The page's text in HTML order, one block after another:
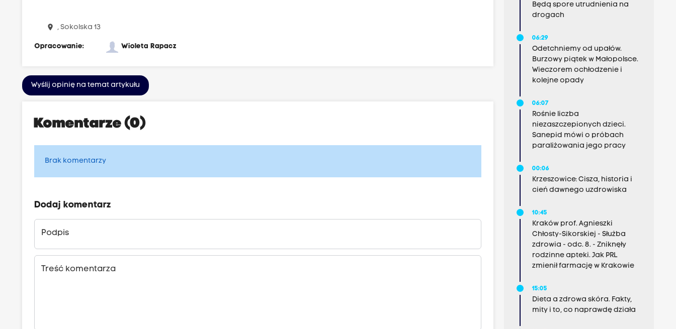
place , Sokolska 13
Opracowanie: Wioleta Rapacz
Wyślij opinię na temat artykułu
Komentarze (0)
Brak komentarzy
Dodaj komentarz
Podpis
Treść komentarza
Będą spore utrudnienia na
drogach
06:29
Odetchniemy od upałów.
Burzowy piątek w Małopolsce.
Wieczorem ochłodzenie i
kolejne opady
06:07
Rośnie liczba
niezaszczepionych dzieci.
Sanepid mówi o próbach
paraliżowania jego pracy
00:06
Krzeszowice: Cisza, historia i
cień dawnego uzdrowiska
10:45
Kraków prof. Agnieszki
Chłosty-Sikorskiej - Służba
zdrowia - odc. 8. - Zniknęły
rodzinne apteki. Jak PRL
zmienił farmację w Krakowie
15:05
Dieta a zdrowa skóra. Fakty,
mity i to, co naprawdę działa